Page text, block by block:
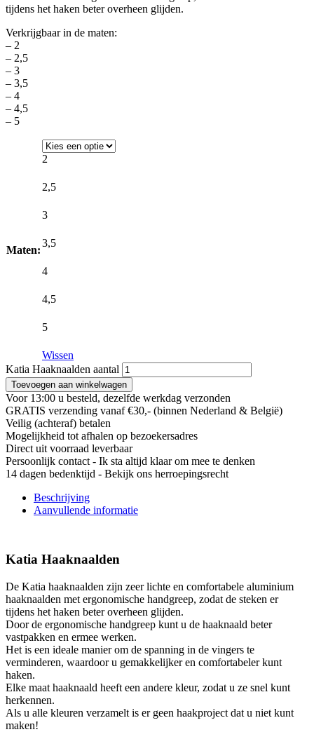
tijdens het haken beter overheen glijden.
Verkrijgbaar in de maten:
– 2
– 2,5
– 3
– 3,5
– 4
– 4,5
– 5
Maten:
2
2,5
3
3,5
4
4,5
5
Wissen
Katia Haaknaalden aantal
Toevoegen aan winkelwagen
Voor 13:00 u besteld, dezelfde werkdag verzonden
GRATIS verzending vanaf €30,- (binnen Nederland & België)
Veilig (achteraf) betalen
Mogelijkheid tot afhalen op bezoekersadres
Direct uit voorraad leverbaar
Persoonlijk contact - Ik sta altijd klaar om mee te denken
14 dagen bedenktijd - Bekijk ons herroepingsrecht
Beschrijving
Aanvullende informatie
Katia Haaknaalden
De Katia haaknaalden zijn zeer lichte en comfortabele aluminium
haaknaalden met ergonomische handgreep, zodat de steken er
tijdens het haken beter overheen glijden.
Door de ergonomische handgreep kunt u de haaknaald beter
vastpakken en ermee werken.
Het is een ideale manier om de spanning in de vingers te
verminderen, waardoor u gemakkelijker en comfortabeler kunt
haken.
Elke maat haaknaald heeft een andere kleur, zodat u ze snel kunt
herkennen.
Als u alle kleuren verzamelt is er geen haakproject dat u niet kunt
maken!